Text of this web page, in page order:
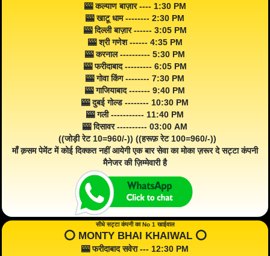
🎰 कल्याण बाज़ार ---- 1:30 PM
🎰 खाटू धाम -------- 2:30 PM
🎰 दिल्ली बाज़ार ------ 3:05 PM
🎰 श्री गणेश ------ 4:35 PM
🎰 करनाल ---------- 5:30 PM
🎰 फरीदाबाद --------- 6:05 PM
🎰 गोवा किंग -------- 7:30 PM
🎰 गाजियाबाद ------- 9:40 PM
🎰 दुबई गोल्ड -------- 10:30 PM
🎰 गली ----------- 11:40 PM
🎰 दिसावर ---------- 03:00 AM
((जोड़ी रेट 10=960/-)) ((हरूफ़ रेट 100=960/-))
माँ क़सम पेमेंट में कोई दिक्कत नहीं आयेगी एक बार सेवा का मोका ज़रूर दे सट्टा कंपनी
मैनेजर की ज़िम्मेवारी है
सीधे सट्टा कंपनी का No 1 खाईवाल
⭕️ MONTY BHAI KHAIWAL ⭕️
🎰 फरीदाबाद सवेरा --- 12:30 PM